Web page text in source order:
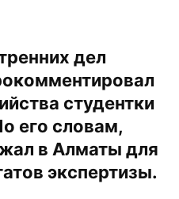
дел
студентки
его словам,
в Алматы для
экспертизы.